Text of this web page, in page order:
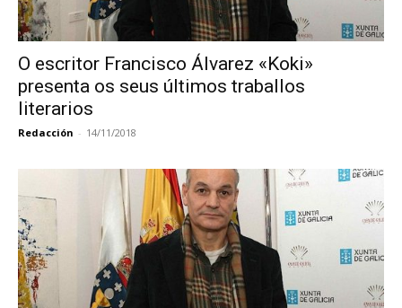
O escritor Francisco Álvarez «Koki»
presenta os seus últimos traballos
literarios
Redacción - 14/11/2018